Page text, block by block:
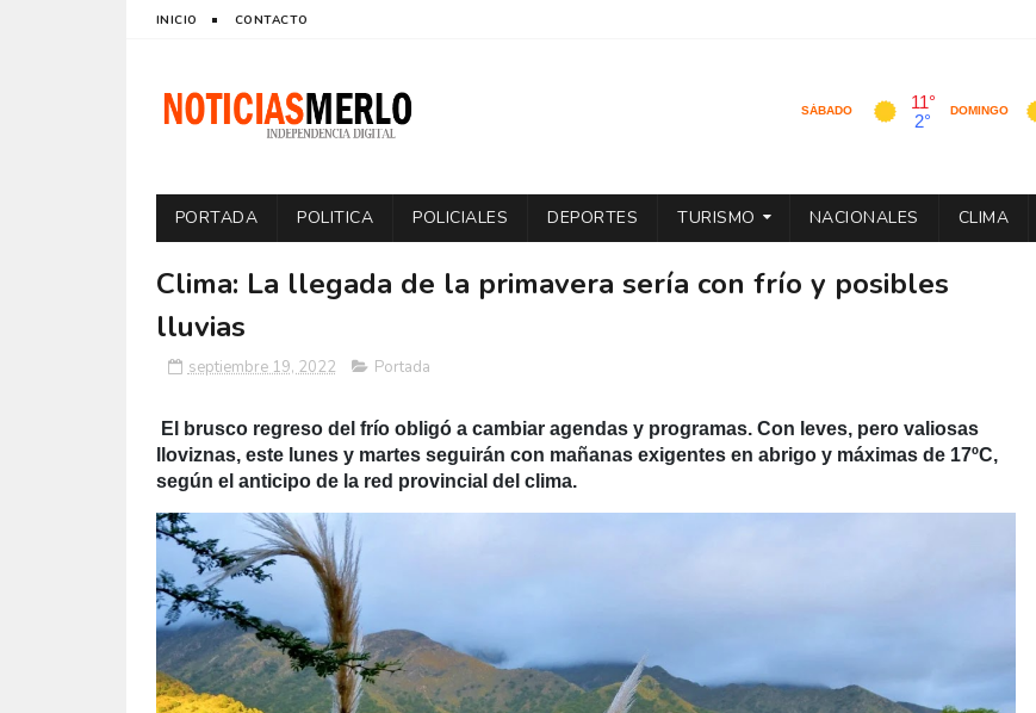
INICIO CONTACTO
PORTADA POLITICA POLICIALES DEPORTES TURISMO NACIONALES CLIMA
Clima: La llegada de la primavera sería con frío y posibles
lluvias
septiembre 19, 2022 Portada
El brusco regreso del frío obligó a cambiar agendas y programas. Con leves, pero valiosas
lloviznas, este lunes y martes seguirán con mañanas exigentes en abrigo y máximas de 17ºC,
según el anticipo de la red provincial del clima.